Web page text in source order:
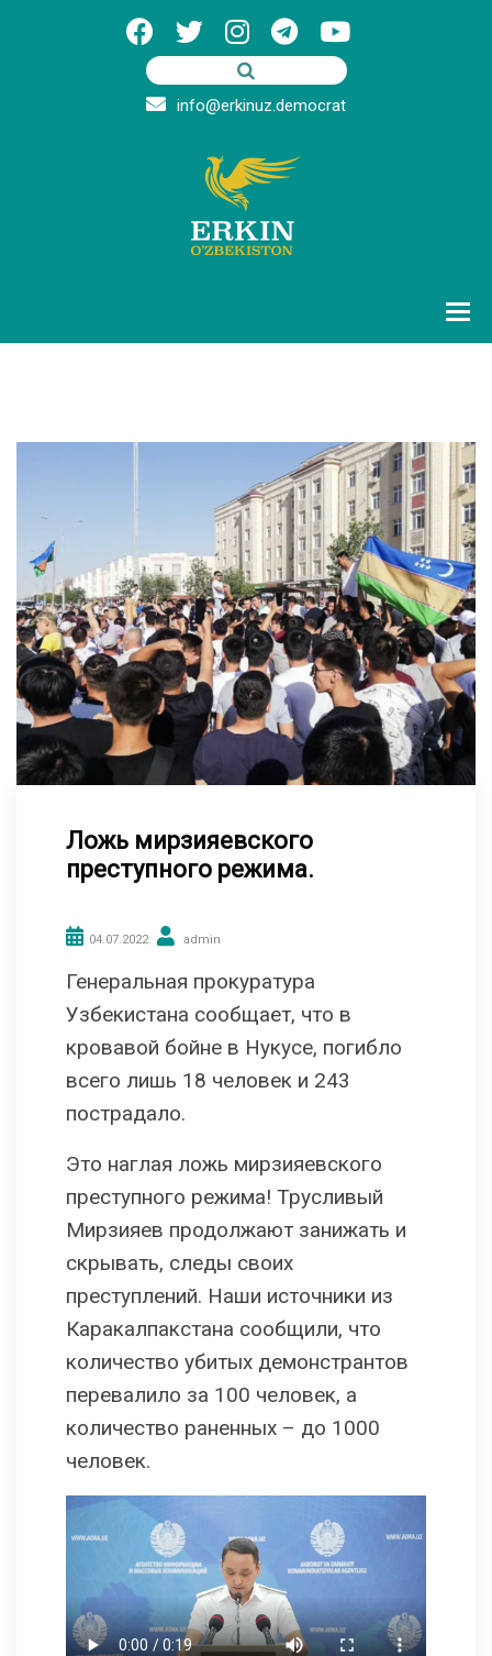
info@erkinuz.democrat
Ложь мирзияевского
преступного режима.
04.07.2022 admin
Генеральная прокуратура
Узбекистана сообщает, что в
кровавой бойне в Нукусе, погибло
всего лишь 18 человек и 243
пострадало.
Это наглая ложь мирзияевского
преступного режима! Трусливый
Мирзияев продолжают занижать и
скрывать, следы своих
преступлений. Наши источники из
Каракалпакстана сообщили, что
количество убитых демонстрантов
перевалило за 100 человек, а
количество раненных – до 1000
человек.